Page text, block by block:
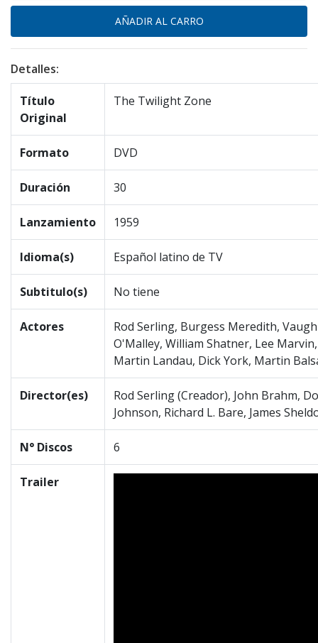
Detalles:
Título
Original
The Twilight Zone
Formato DVD
Duración 30
Lanzamiento 1959
Idioma(s) Español latino de TV
Subtitulo(s) No tiene
Actores
Rod Serling, Burgess Meredith,
O'Malley, William Shatner, Lee
Martin Landau, Dick York, Martin
Director(es)
Rod Serling (Creador), John Brahm,
Johnson, Richard L. Bare, James
N° Discos 6
Trailer